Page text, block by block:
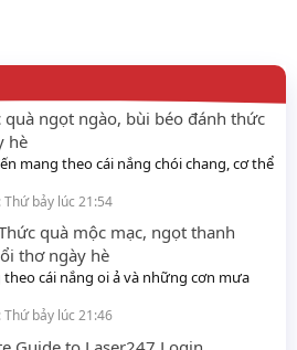
quà ngọt ngào, bùi béo đánh thức
hè
mang theo cái nắng chói chang, cơ thể
Thứ bảy lúc 21:54
quà mộc mạc, ngọt thanh
thơ ngày hè
cái nắng oi ả và những cơn mưa
Thứ bảy lúc 21:46